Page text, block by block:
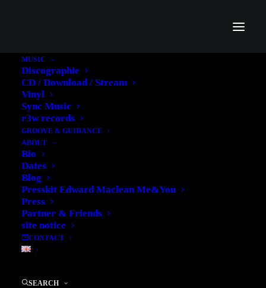
MUSIC
Discographie
CD / Download / Stream
Vinyl
Sync Music
r3w records
GROOVE & GUIDANCE
ABOUT
Bio
Dates
Blog
Presskit Edward Maclean Me&You
Press
Partner & Friends
site notice
CONTACT
SEARCH
EDWARD MACLEAN'S
ADOQUE´: RADIO
KONZERT IN
SCHLACHTHOF,
12.3.13